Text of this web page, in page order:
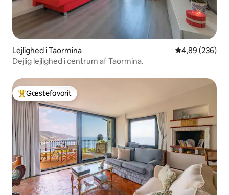
Lejlighed i Taormina 4,89 ud af 5 i
4,89 (236)
Dejlig lejlighed i centrum af Taormina.
Bedste gæstefavorit
Gæstefavorit